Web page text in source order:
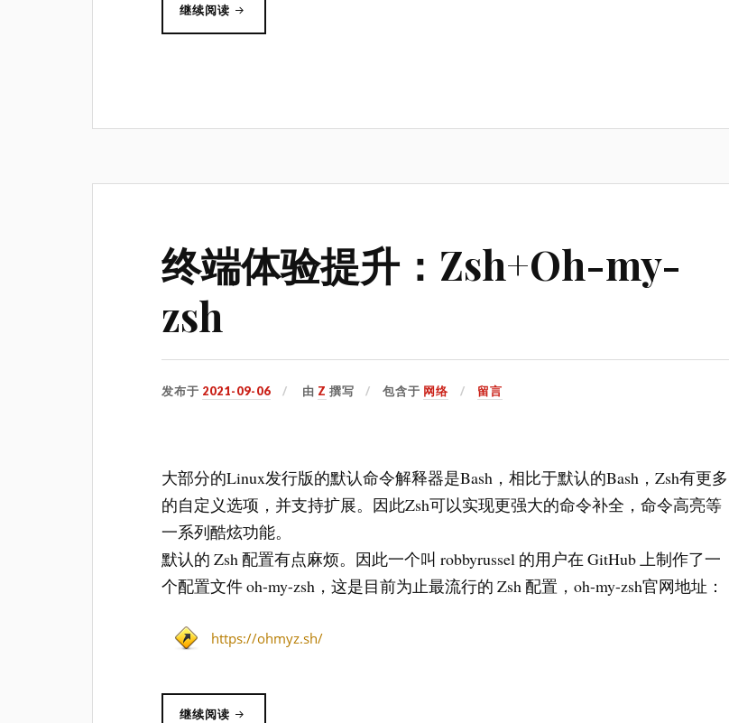
继续阅读 “终
体
ZSH
终端体验提升：Zsh+Oh-my-
zsh
发布于 2021-09-06 由 Z 撰写 包含于 网络 留言
大部分的Linux发行版的默认命令解释器是Bash，相比于默认的Bash，Zsh有更多
的自定义选项，并支持扩展。因此Zsh可以实现更强大的命令补全，命令高亮等
一系列酷炫功能。
默认的 Zsh 配置有点麻烦。因此一个叫 robbyrussel 的用户在 GitHub 上制作了一
个配置文件 oh-my-zsh，这是目前为止最流行的 Zsh 配置，oh-my-zsh官网地址：
https://ohmyz.sh/
继续阅读 “终